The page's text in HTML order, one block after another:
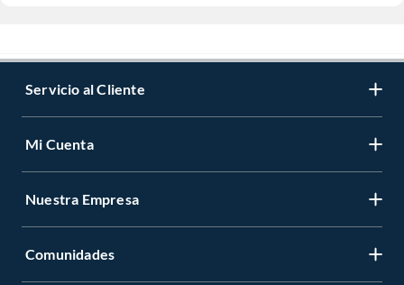
Servicio al Cliente
Mi Cuenta
Nuestra Empresa
Comunidades